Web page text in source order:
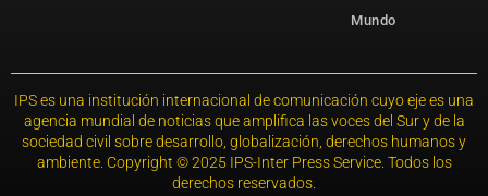
Mundo
IPS es una institución internacional de comunicación cuyo eje es una
agencia mundial de noticias que amplifica las voces del Sur y de la
sociedad civil sobre desarrollo, globalización, derechos humanos y
ambiente. Copyright © 2025 IPS-Inter Press Service. Todos los
derechos reservados.